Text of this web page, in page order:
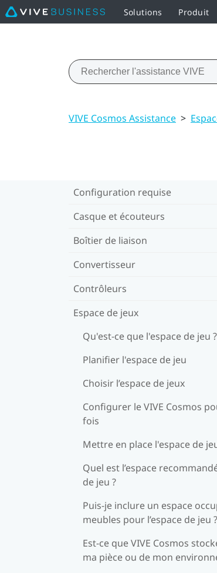
Solutions Produit
VIVE Cosmos Assistance >
Configuration requise
Casque et écouteurs
Boîtier de liaison
Convertisseur
Contrôleurs
Espace de jeux
Qu'est-ce que l'espace de jeu ?
Planifier l'espace de jeu
Choisir l’espace de jeux
Configurer le VIVE Cosmos
fois
Mettre en place l'espace de
Quel est l’espace
de jeu ?
Puis-je inclure un espace
meubles pour l’espace de jeu ?
Est-ce que VIVE Cosmos
ma pièce ou de mon